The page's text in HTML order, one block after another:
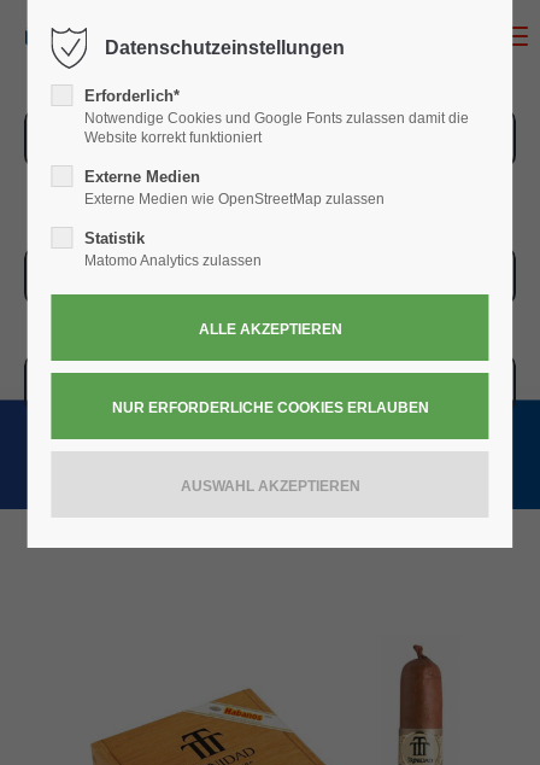
ZUR ÜBERSICHT
Datenschutzeinstellungen
Erforderlich*
Notwendige Cookies und Google Fonts zulassen damit die
Website korrekt funktioniert
Externe Medien
Externe Medien wie OpenStreetMap zulassen
Statistik
Matomo Analytics zulassen